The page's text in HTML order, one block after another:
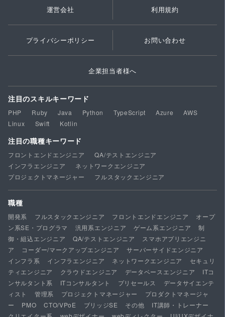
運営会社 利用規約
プライバシーポリシー お問い合わせ
企業担当者様へ
注目のスキルキーワード
PHP Ruby Java Python TypeScript Azure
AWS
Linux
Swift Kotlin
注目の職種キーワード
フロントエンドエンジニア
QA/テストエンジニア
インフラエンジニア
ネットワークエンジニア
プロジェクトマネージャー
フルスタックエンジニア
職種
開発系 フルスタックエンジニア フロントエンドエンジニア
オープ
ン系SE・プログラマ
汎用系エンジニア ゲーム系エンジニア
制
御・組込エンジニア
QA/テストエンジニア
スマホアプリエンジニ
ア
コーダー/マークアップエンジニア
サーバーサイドエンジニア
インフラ系
インフラエンジニア ネットワークエンジニア
セキュリ
ティエンジニア
クラウドエンジニア データベースエンジニア
ITコ
ンサルタント系
ITコンサルタント プリセールス
データサイエンテ
ィスト
管理系 プロジェクトマネージャー
プロダクトマネージャ
ー
PMO CTO/VPoE ブリッジSE その他
IT講師・トレーナー